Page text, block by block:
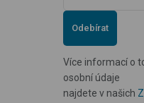
Odebírat
Více informací o
osobní údaje
najdete v našich